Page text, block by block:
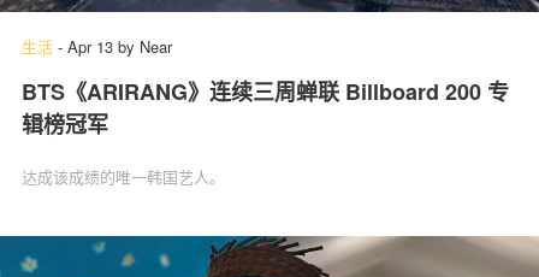
生活 - Apr 13 by Near
BTS《ARIRANG》连续三周蝉联 Billboard 200 专
辑榜冠军
达成该成绩的唯一韩国艺人。